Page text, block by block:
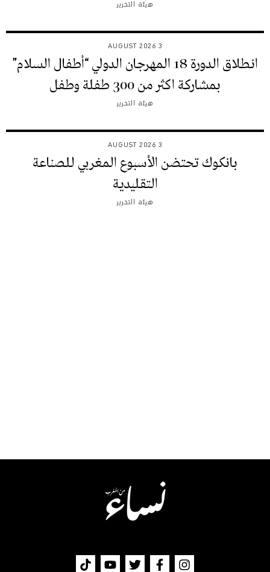
هيئة التحرير
3 AUGUST 2026
انطلاق الدورة 18 المهرجان الدولي “أطفال السلام”
بمشاركة اكثر من 300 طفلة وطفل
هيئة التحرير
3 AUGUST 2026
بانكوك تحتضن الأسبوع المغربي للصناعة
التقليدية
هيئة التحرير